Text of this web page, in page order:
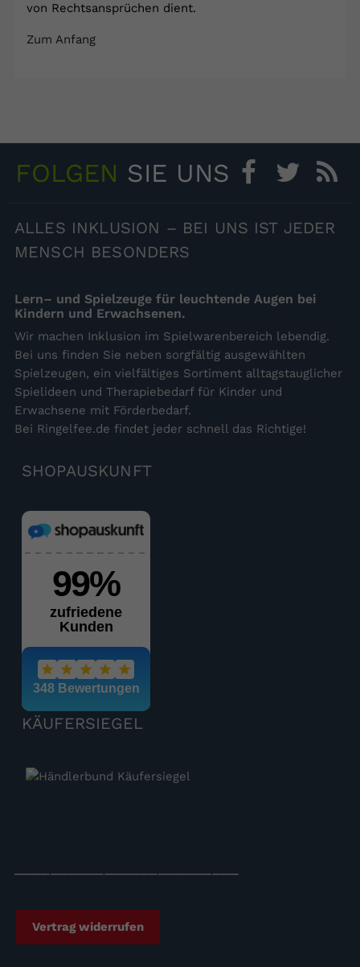
von Rechtsansprüchen dient.
Zum Anfang
FOLGEN SIE UNS FacebookTwitter
ALLES INKLUSION – BEI UNS IST JEDER
MENSCH BESONDERS
Lern– und Spielzeuge für leuchtende Augen bei
Kindern und Erwachsenen.
Wir machen Inklusion im Spielwarenbereich lebendig.
Bei uns finden Sie neben sorgfältig ausgewählten
Spielzeugen, ein vielfältiges Sortiment alltagstauglicher
Spielideen und Therapiebedarf für Kinder und
Erwachsene mit Förderbedarf.
Bei Ringelfee.de findet jeder schnell das Richtige!
SHOPAUSKUNFT
KÄUFERSIEGEL
Vertrag widerrufen